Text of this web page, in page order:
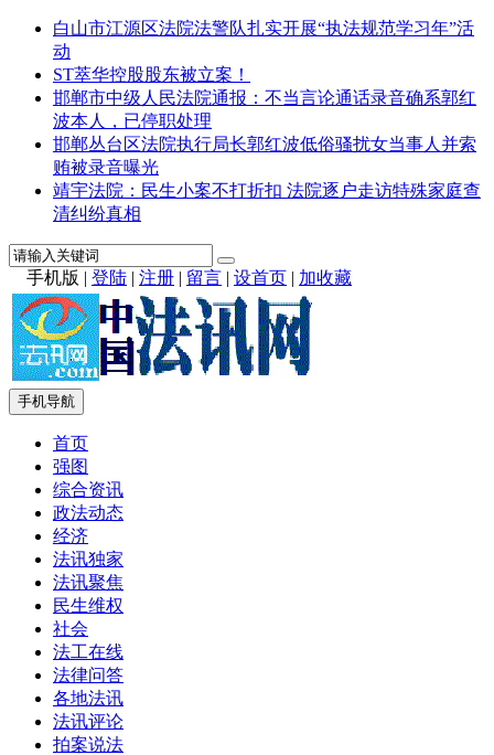
白山市江源区法院法警队扎实开展“执法规范学习年”活
动
ST萃华控股股东被立案！
邯郸市中级人民法院通报：不当言论通话录音确系郭红
波本人，已停职处理
邯郸丛台区法院执行局长郭红波低俗骚扰女当事人并索
贿被录音曝光
靖宇法院：民生小案不打折扣 法院逐户走访特殊家庭查
清纠纷真相
手机版 | 登陆 | 注册 | 留言 | 设首页 | 加收藏
手机导航
首页
强图
综合资讯
政法动态
经济
法讯独家
法讯聚焦
民生维权
社会
法工在线
法律问答
各地法讯
法讯评论
拍案说法